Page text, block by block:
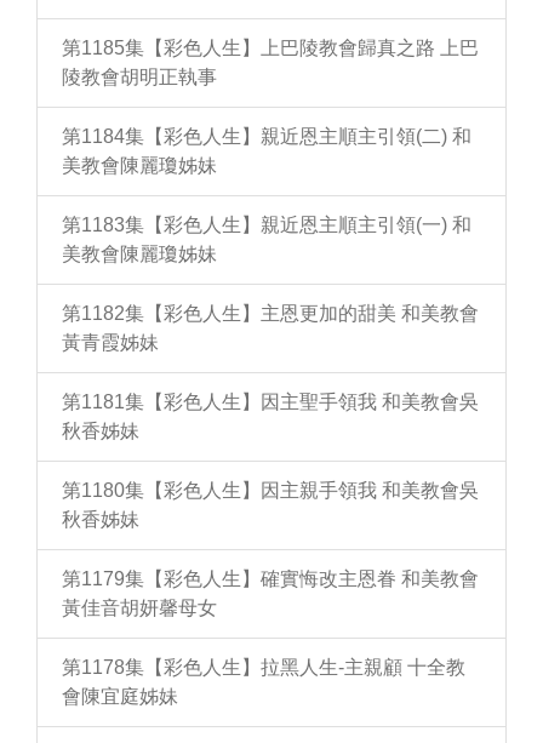
第1185集【彩色人生】上巴陵教會歸真之路 上巴
陵教會胡明正執事
第1184集【彩色人生】親近恩主順主引領(二) 和
美教會陳麗瓊姊妹
第1183集【彩色人生】親近恩主順主引領(一) 和
美教會陳麗瓊姊妹
第1182集【彩色人生】主恩更加的甜美 和美教會
黃青霞姊妹
第1181集【彩色人生】因主聖手領我 和美教會吳
秋香姊妹
第1180集【彩色人生】因主親手領我 和美教會吳
秋香姊妹
第1179集【彩色人生】確實悔改主恩眷 和美教會
黃佳音胡妍馨母女
第1178集【彩色人生】拉黑人生-主親顧 十全教
會陳宜庭姊妹